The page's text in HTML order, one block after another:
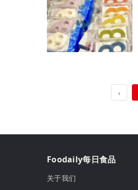
‹
Foodaily每日食品
关于我们